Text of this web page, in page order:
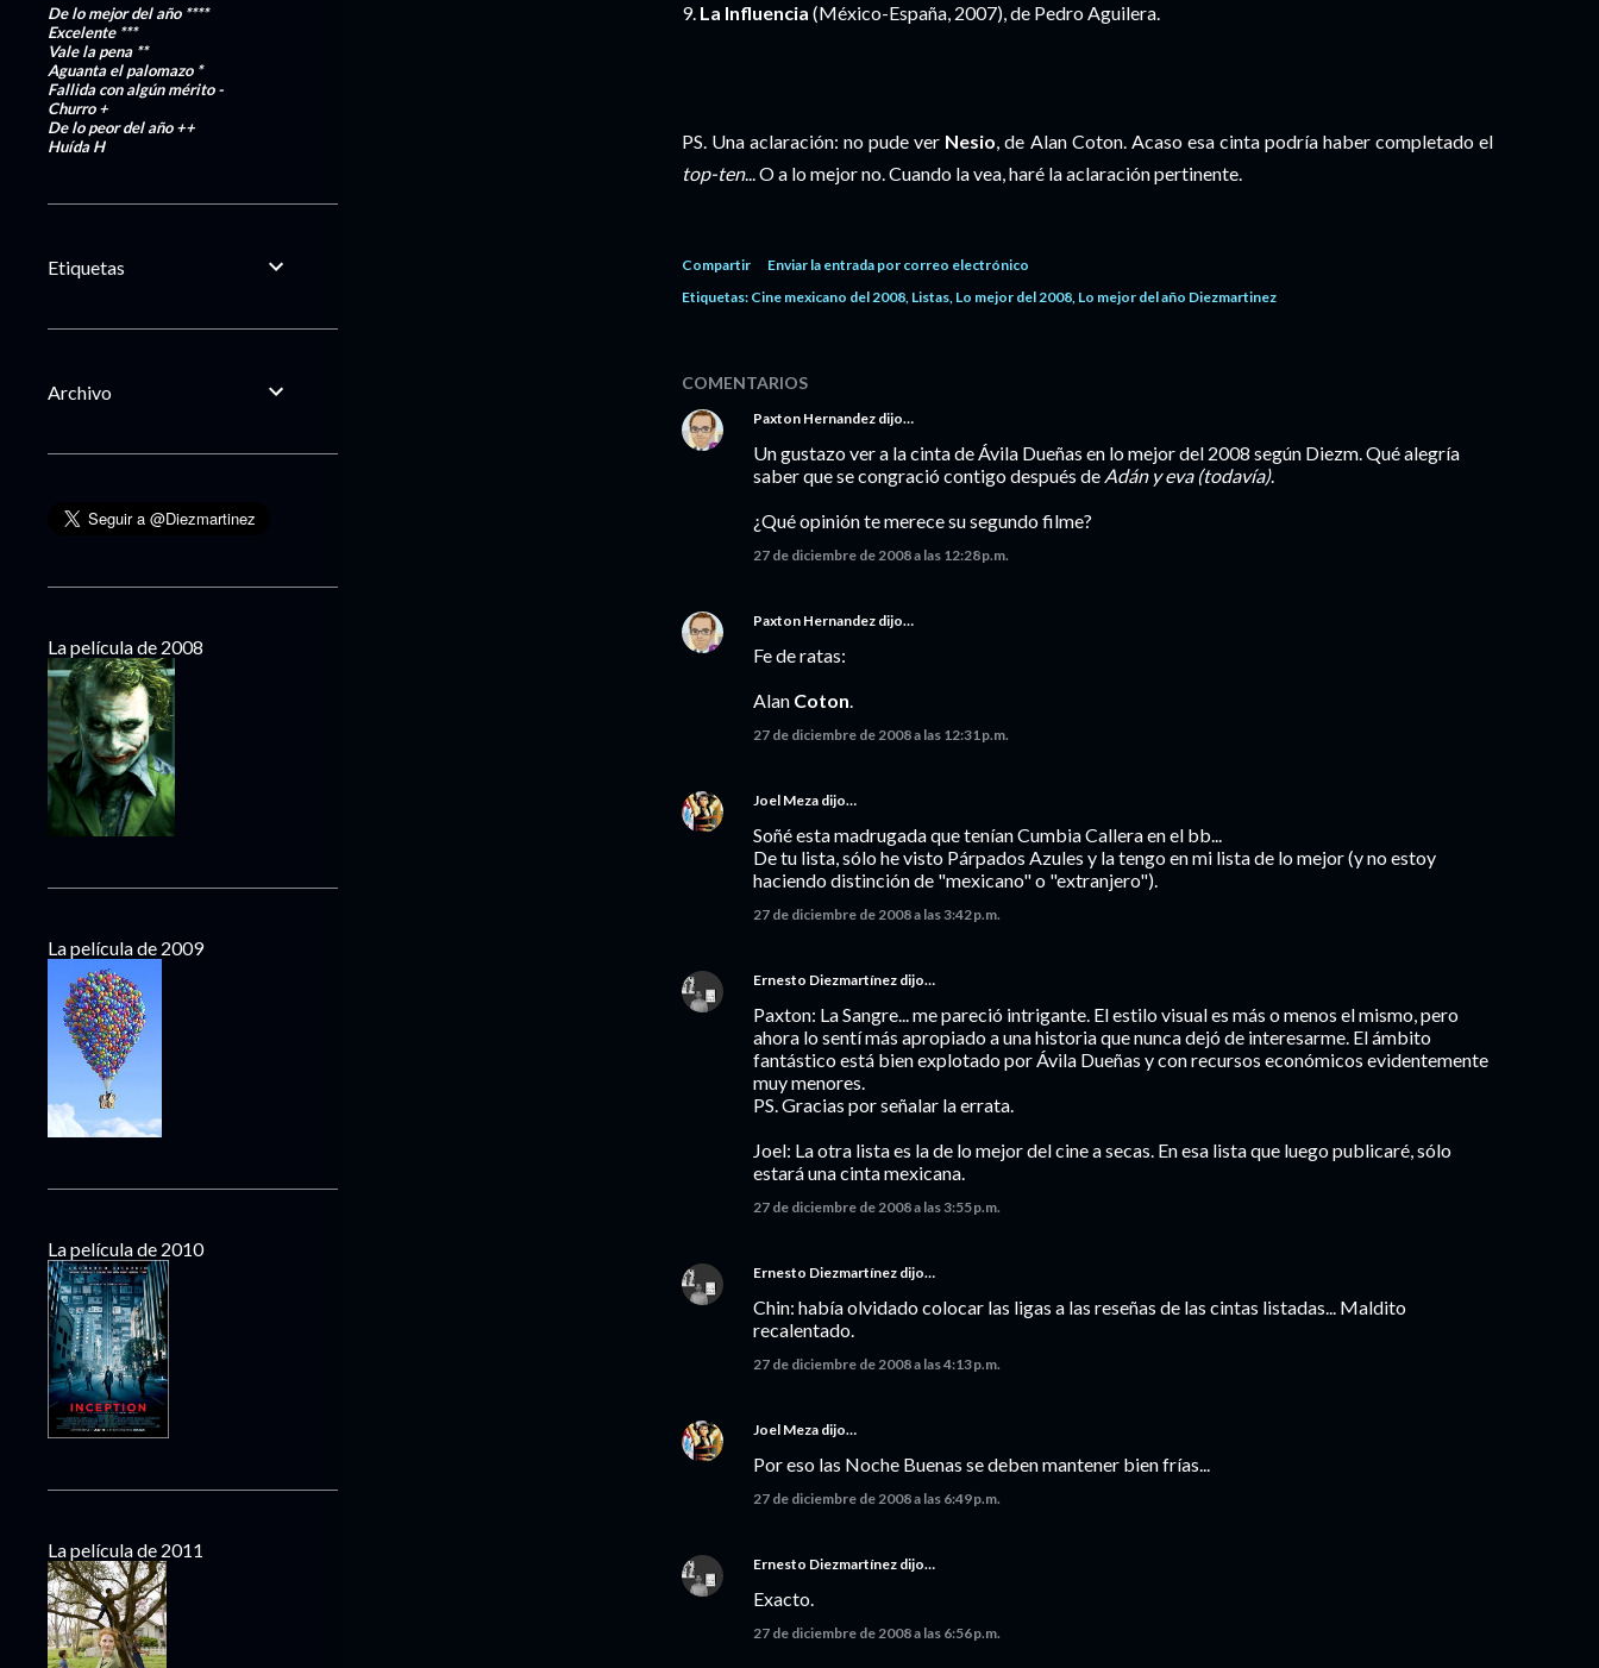
9. La Influencia (México-España, 2007), de Pedro Aguilera.
PS. Una aclaración: no pude ver Nesio, de Alan Coton. Acaso esa cinta podría haber completado el
top-ten... O a lo mejor no. Cuando la vea, haré la aclaración pertinente.
Compartir
Enviar la entrada por correo electrónico
Etiquetas: Cine mexicano del 2008 Listas Lo mejor del 2008 Lo mejor del año Diezmartinez
COMENTARIOS
Paxton Hernandez dijo…
Un gustazo ver a la cinta de Ávila Dueñas en lo mejor del 2008 según Diezm. Qué alegría
saber que se congració contigo después de Adán y eva (todavía).
¿Qué opinión te merece su segundo filme?
27 de diciembre de 2008 a las 12:28 p.m.
Paxton Hernandez dijo…
Fe de ratas:
Alan Coton.
27 de diciembre de 2008 a las 12:31 p.m.
Joel Meza dijo…
Soñé esta madrugada que tenían Cumbia Callera en el bb...
De tu lista, sólo he visto Párpados Azules y la tengo en mi lista de lo mejor (y no estoy
haciendo distinción de "mexicano" o "extranjero").
27 de diciembre de 2008 a las 3:42 p.m.
Ernesto Diezmartínez dijo…
Paxton: La Sangre... me pareció intrigante. El estilo visual es más o menos el mismo, pero
ahora lo sentí más apropiado a una historia que nunca dejó de interesarme. El ámbito
fantástico está bien explotado por Ávila Dueñas y con recursos económicos evidentemente
muy menores.
PS. Gracias por señalar la errata.
Joel: La otra lista es la de lo mejor del cine a secas. En esa lista que luego publicaré, sólo
estará una cinta mexicana.
27 de diciembre de 2008 a las 3:55 p.m.
Ernesto Diezmartínez dijo…
Chin: había olvidado colocar las ligas a las reseñas de las cintas listadas... Maldito
recalentado.
27 de diciembre de 2008 a las 4:13 p.m.
Joel Meza dijo…
Por eso las Noche Buenas se deben mantener bien frías...
27 de diciembre de 2008 a las 6:49 p.m.
Ernesto Diezmartínez dijo…
Exacto.
27 de diciembre de 2008 a las 6:56 p.m.
De lo mejor del año ****
Excelente***
Vale la pena **
Aguanta el palomazo *
Fallida con algún mérito-
Churro+
De lo peor del año++
HuídaH
Etiquetas
Archivo
La película de 2008
La película de 2009
La película de 2010
La película de 2011